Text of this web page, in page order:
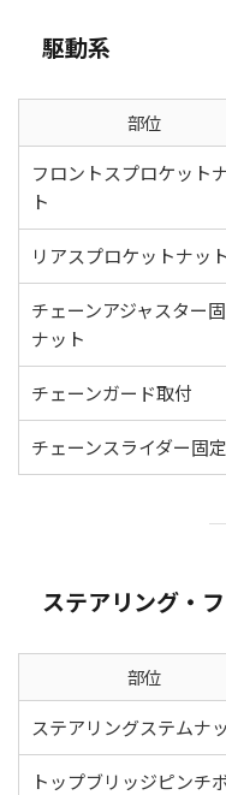
駆動系
部位
フロントスプロケット
ト
リアスプロケットナット
チェーンアジャスター
ナット
チェーンガード取付
チェーンスライダー固定
ステアリング・
部位
ステアリングステムナ
トップブリッジピンチ